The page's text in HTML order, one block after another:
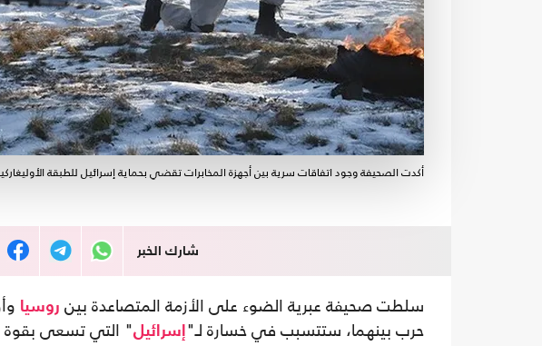
أكدت الصحيفة وجود اتفاقات سرية بين أجهزة المخابرات تقضي بحماية إسرائيل للطبقة
شارك الخبر
سلطت صحيفة عبرية الضوء على الأزمة المتصاعدة بين روسيا
حرب بينهما، ستتسبب في خسارة لـ" إسرائيل" التي تسعى بقوة